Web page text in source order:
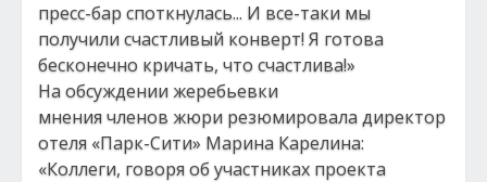
пресс-бар споткнулась... И все-таки мы
получили счастливый конверт! Я готова
бесконечно кричать, что счастлива!»
На обсуждении жеребьевки
мнения членов жюри резюмировала директор
отеля «Парк-Сити» Марина Карелина:
«Коллеги, говоря об участниках проекта